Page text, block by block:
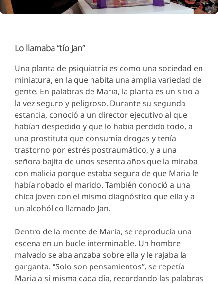
Lo llamaba “tío Jan”
Una planta de psiquiatría es como una sociedad en
miniatura, en la que habita una amplia variedad de
gente. En palabras de Maria, la planta es un sitio a
la vez seguro y peligroso. Durante su segunda
estancia, conoció a un director ejecutivo al que
habían despedido y que lo había perdido todo, a
una prostituta que consumía drogas y tenía
trastorno por estrés postraumático, y a una
señora bajita de unos sesenta años que la miraba
con malicia porque estaba segura de que Maria le
había robado el marido. También conoció a una
chica joven con el mismo diagnóstico que ella y a
un alcohólico llamado Jan.
Dentro de la mente de Maria, se reproducía una
escena en un bucle interminable. Un hombre
malvado se abalanzaba sobre ella y le rajaba la
garganta. “Solo son pensamientos”, se repetía
Maria a sí misma cada día, recordando las palabras